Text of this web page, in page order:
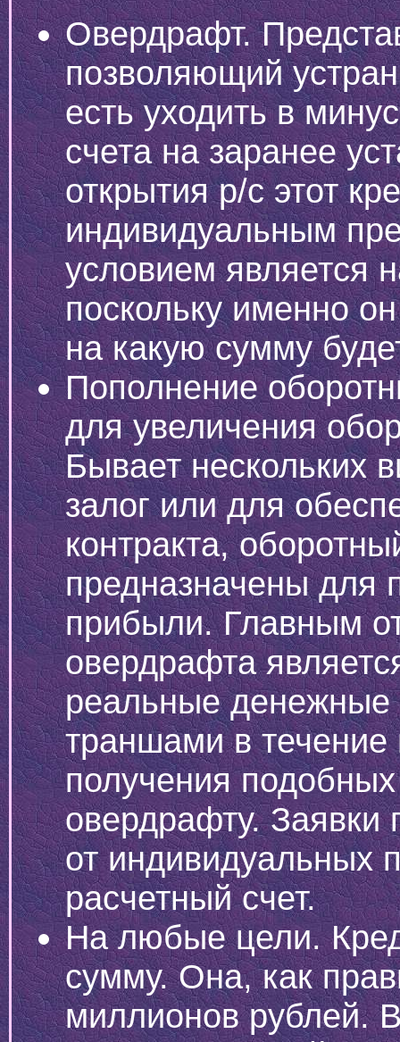
Овердрафт.
позволяющий
есть уходить в
счета на заранее
открытия р/с этот
индивидуальным
условием является
поскольку именно
на какую сумму
Пополнение
для увеличения
Бывает нескольких
залог или для
контракта,
предназначены для
прибыли. Главным
овердрафта
реальные денежные
траншами в течение
получения
овердрафту. Заявки
от индивидуальных
расчетный счет.
На любые цели.
сумму. Она, как
миллионов рублей.